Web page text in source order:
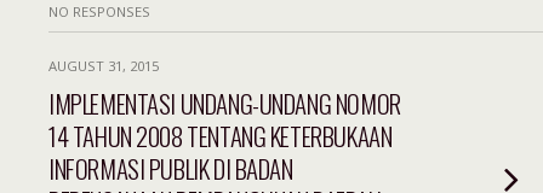
NO RESPONSES
AUGUST 31, 2015
IMPLEMENTASI UNDANG-UNDANG NOMOR
14 TAHUN 2008 TENTANG KETERBUKAAN
INFORMASI PUBLIK DI BADAN